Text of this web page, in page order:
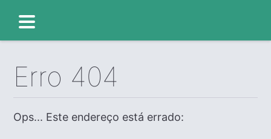
Erro 404
Ops... Este endereço está errado: